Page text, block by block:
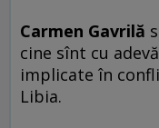
Carmen Gavrilă
cine sînt cu
implicate în
Libia.